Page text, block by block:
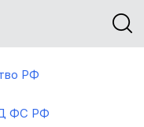
РФ
ФС РФ